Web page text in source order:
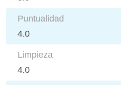
Puntualidad
4.0
Limpieza
4.0